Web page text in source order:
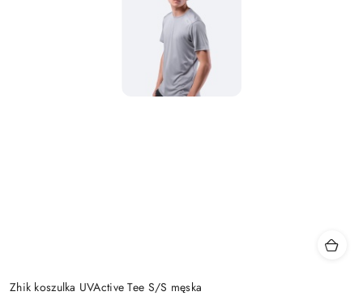
Zhik koszulka UVActive Tee S/S męska